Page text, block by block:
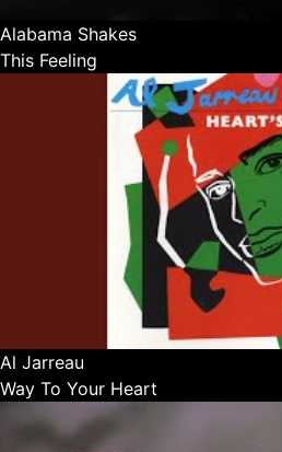
Alabama Shakes
This Feeling
Al Jarreau
Way To Your Heart